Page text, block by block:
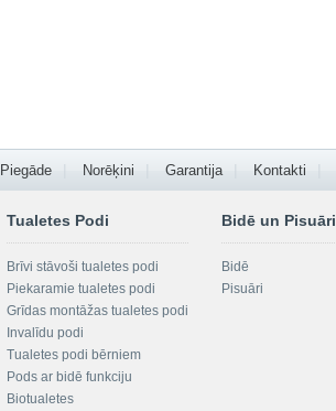
Piegāde Norēķini Garantija Kontakti
Tualetes Podi
Brīvi stāvoši tualetes podi
Piekaramie tualetes podi
Grīdas montāžas tualetes podi
Invalīdu podi
Tualetes podi bērniem
Pods ar bidē funkciju
Biotualetes
Bidē un Pisuāri
Bidē
Pisuāri